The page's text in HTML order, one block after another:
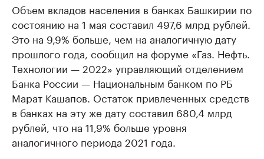
Объем вкладов населения в банках Башкирии по
состоянию на 1 мая составил 497,6 млрд рублей.
Это на 9,9% больше, чем на аналогичную дату
прошлого года, сообщил на форуме «Газ. Нефть.
Технологии — 2022» управляющий отделением
Банка России — Национальным банком по РБ
Марат Кашапов. Остаток привлеченных средств
в банках на эту же дату составил 680,4 млрд
рублей, что на 11,9% больше уровня
аналогичного периода 2021 года.